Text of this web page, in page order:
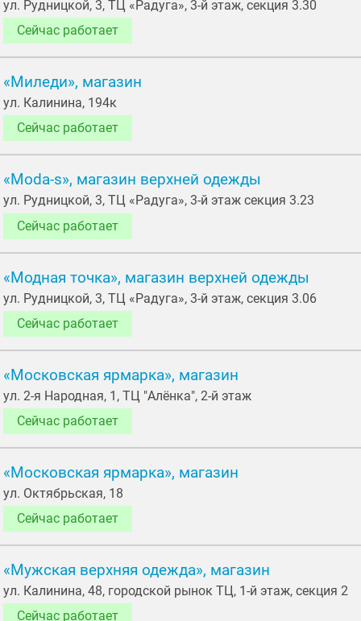
ул. Рудницкой, 3, ТЦ «Радуга», 3-й этаж, секция 3.30
Сейчас работает
«Миледи», магазин
ул. Калинина, 194к
Сейчас работает
«Moda-s», магазин верхней одежды
ул. Рудницкой, 3, ТЦ «Радуга», 3-й этаж секция 3.23
Сейчас работает
«Модная точка», магазин верхней одежды
ул. Рудницкой, 3, ТЦ «Радуга», 3-й этаж, секция 3.06
Сейчас работает
«Московская ярмарка», магазин
ул. 2-я Народная, 1, ТЦ "Алёнка", 2-й этаж
Сейчас работает
«Московская ярмарка», магазин
ул. Октябрьская, 18
Сейчас работает
«Мужская верхняя одежда», магазин
ул. Калинина, 48, городской рынок ТЦ, 1-й этаж, секция 2
Сейчас работает